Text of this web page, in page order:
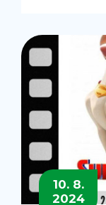
10. 8.
2024